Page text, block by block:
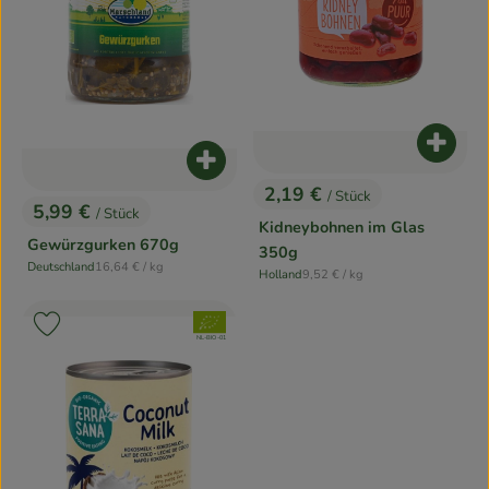
, Preis:
5,99 € / Stück
Gewürzgurken 670g
, Herkunft:
Deutschland , Referenzpreis:
16,64 € / kg
Produkt zum Warenkorb hinzufügen
, Preis:
2,19 € / Stück
Kidneybohnen im Glas
350g
, Herkunft:
Holland, Referenzpreis:
9,52 € / kg
, Verband:
, Kontrollstelle:
NL-BIO-01
Produkt zu Favouriten hinzufügen